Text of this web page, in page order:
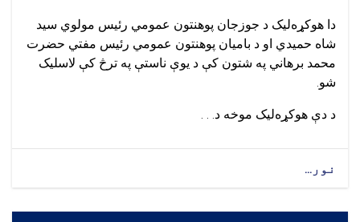
دا هوکړه‌ليک د جوزجان پوهنتون عمومي رئیس مولوي سید
شاه حمیدي او د بامیان پوهنتون عمومي رئیس مفتي حضرت
محمد برهاني په شتون کې د یوې ناستې په ترڅ کې لاسلیک
شو.
د دې هوکړه‌لیک موخه د. . .
نور...